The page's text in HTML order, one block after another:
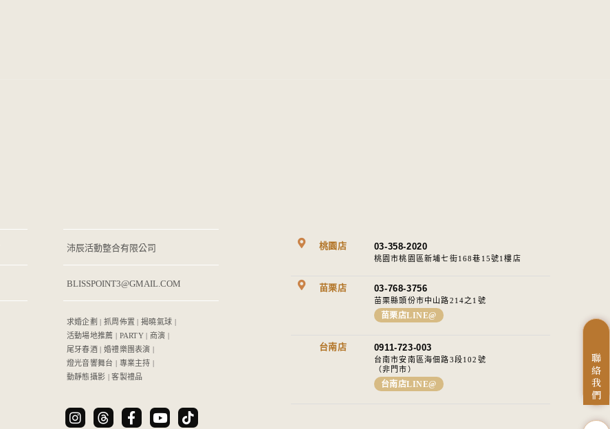
聯
絡
我
們
沛辰活動整合有限公司
BLISSPOINT3@GMAIL.COM
求婚企劃 | 抓周佈置 | 揭曉氣球 |
活動場地推薦 | PARTY | 商演 |
尾牙春酒 | 婚禮樂團表演 |
燈光音響舞台 | 專業主持 |
動靜態攝影 | 客製禮品
桃園店 03-358-2020
桃園市桃園區新埔七街168巷15號1樓店
苗栗店 03-768-3756
苗栗縣頭份市中山路214之1號​
苗栗店LINE@
台南店 0911-723-003
台南市安南區海佃路3段102號
（非門市）
台南店LINE@